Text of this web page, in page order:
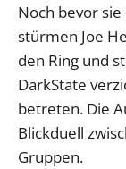
Noch bevor
stürmen Joe
den Ring und
DarkState
betreten. Die
Blickduell
Gruppen.